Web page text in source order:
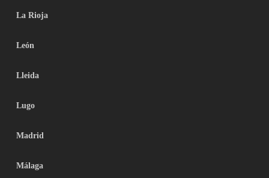
La Rioja
León
Lleida
Lugo
Madrid
Málaga